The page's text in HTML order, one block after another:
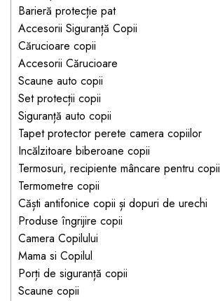
Produse de protecție
mobilier industrial
Bandă avertizare
Cărucioare copii
Accesorii Cărucioare
Set protecții copii
Scaune auto copii
Siguranță auto copii
Tapet protector perete
camera copiilor
Incălzitoare biberoane
copii
Termosuri, recipiente
mâncare pentru copii
Suzete bebe
Termometre copii
Jocuri de familie sau grup
Masinute, avioane,
motociclete
Jocuri de pictura si desen
Jucarii muzicale
Jucării educative copii
Biciclete și Triciclete
Barieră protecție pat
Accesorii Siguranță Copii
Cărucioare copii
Accesorii Cărucioare
Scaune auto copii
Set protecții copii
Siguranță auto copii
Tapet protector perete camera copiilor
Incălzitoare biberoane copii
Termosuri, recipiente mâncare pentru copii
Termometre copii
Căști antifonice copii și dopuri de urechi
Produse îngrijire copii
Camera Copilului
Mama si Copilul
Porți de siguranță copii
Scaune copii